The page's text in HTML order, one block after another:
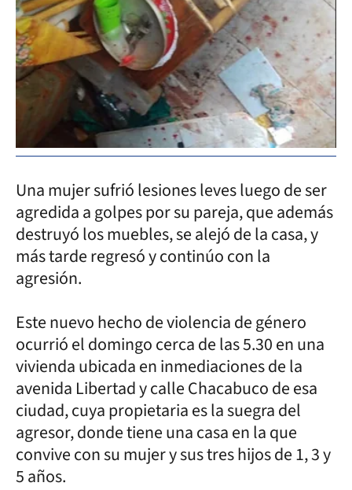
Una mujer sufrió lesiones leves luego de ser
agredida a golpes por su pareja, que además
destruyó los muebles, se alejó de la casa, y
más tarde regresó y continúo con la
agresión.
Este nuevo hecho de violencia de género
ocurrió el domingo cerca de las 5.30 en una
vivienda ubicada en inmediaciones de la
avenida Libertad y calle Chacabuco de esa
ciudad, cuya propietaria es la suegra del
agresor, donde tiene una casa en la que
convive con su mujer y sus tres hijos de 1, 3 y
5 años.